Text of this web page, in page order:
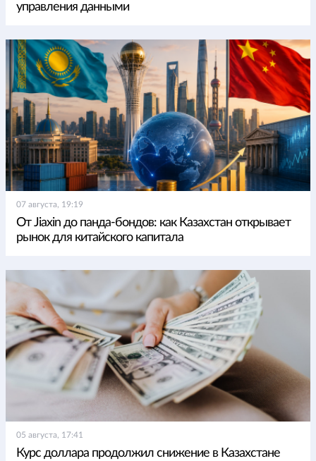
управления данными
07 августа, 19:19
От Jiaxin до панда-бондов: как Казахстан открывает
рынок для китайского капитала
05 августа, 17:41
Курс доллара продолжил снижение в Казахстане